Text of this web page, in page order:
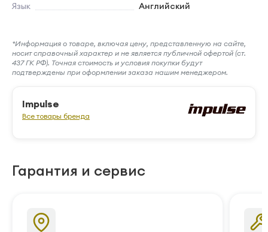
Язык Английский
*Информация о товаре, включая цену, представленную на сайте,
носит справочный характер и не является публичной офертой (ст.
437 ГК РФ). Точная стоимость и условия покупки будут
подтверждены при оформлении заказа нашим менеджером.
Impulse
Все товары бренда
Гарантия и сервис